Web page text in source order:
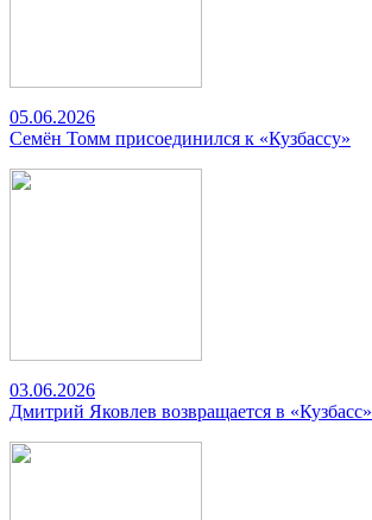
05.06.2026
Семён Томм присоединился к «Кузбассу»
03.06.2026
Дмитрий Яковлев возвращается в «Кузбасс»